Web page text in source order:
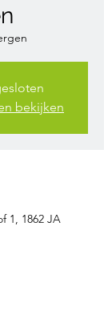
bekijken
1, 1862 JA